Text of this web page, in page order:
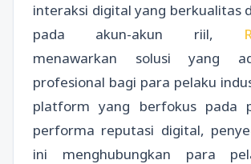
interaksi digital yang berkualitas
pada akun-akun riil,
menawarkan solusi yang
profesional bagi para pelaku
platform yang berfokus pada
performa reputasi digital,
ini menghubungkan para